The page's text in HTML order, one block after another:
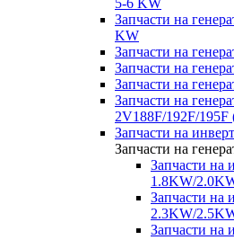
5-6 KW
Запчасти на
KW
Запчасти на
Запчасти на
Запчасти на
Запчасти на
2V188F/192F/
Запчасти на
Запчасти на
Запчасти на
1.8KW/
Запчасти на
2.3KW/
Запчасти на